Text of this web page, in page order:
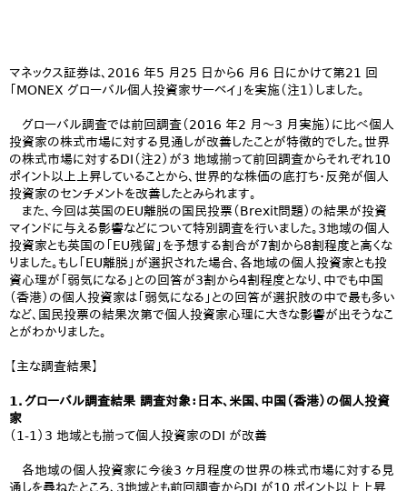
マネックス証券は、2016 年5 月25 日から6 月6 日にかけて第21 回
「MONEX グローバル個人投資家サーベイ」を実施（注1）しました。
グローバル調査では前回調査（2016 年2 月～3 月実施）に比べ個人
投資家の株式市場に対する見通しが改善したことが特徴的でした。世界
の株式市場に対するDI（注2）が3 地域揃って前回調査からそれぞれ10
ポイント以上上昇していることから、世界的な株価の底打ち・反発が個人
投資家のセンチメントを改善したとみられます。
また、今回は英国のEU離脱の国民投票（Brexit問題）の結果が投資
マインドに与える影響などについて特別調査を行いました。3地域の個人
投資家とも英国の「EU残留」を予想する割合が7割から8割程度と高くな
りました。もし「EU離脱」が選択された場合、各地域の個人投資家とも投
資心理が「弱気になる」との回答が3割から4割程度となり、中でも中国
（香港）の個人投資家は「弱気になる」との回答が選択肢の中で最も多い
など、国民投票の結果次第で個人投資家心理に大きな影響が出そうなこ
とがわかりました。
【主な調査結果】
1．グローバル調査結果 調査対象：日本、米国、中国（香港）の個人投資
家
（1-1）3 地域とも揃って個人投資家のDI が改善
各地域の個人投資家に今後3 ヶ月程度の世界の株式市場に対する見
通しを尋ねたところ、3地域とも前回調査からDI が10 ポイント以上上昇